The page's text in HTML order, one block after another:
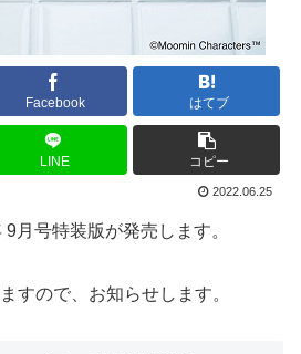
Facebook はてブ
LINE コピー
2022.06.25
月号特装版が発売します。
すので、お知らせします。